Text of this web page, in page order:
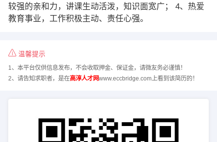
较强的亲和力，讲课生动活泼，知识面宽广； 4、热爱
教育事业，工作积极主动、责任心强。
温馨提示
1、本平台仅供信息发布，不会收取押金、保证金，请微友务必谨慎！
2、请告知求职者，是在高淳人才网www.eccbridge.com上看到该简历的！